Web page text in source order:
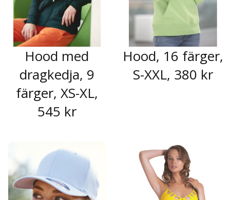
Hood med
dragkedja, 9
färger, XS-XL,
545 kr
Hood, 16 färger,
S-XXL, 380 kr